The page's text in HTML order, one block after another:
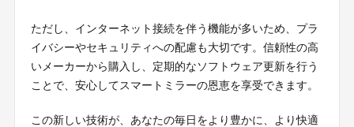
ただし、インターネット接続を伴う機能が多いため、プラ
イバシーやセキュリティへの配慮も大切です。信頼性の高
いメーカーから購入し、定期的なソフトウェア更新を行う
ことで、安心してスマートミラーの恩恵を享受できます。
この新しい技術が、あなたの毎日をより豊かに、より快適